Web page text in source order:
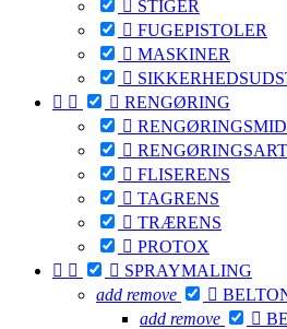
 STIGER
 FUGEPISTOLER
 MASKINER

   RENGØRING


 FLISERENS
 TAGRENS
 TRÆRENS
 PROTOX
   SPRAYMALING
add remove 
add remove 